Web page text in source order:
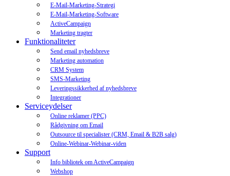
E-Mail-Marketing-Strategi
E-Mail-Marketing-Software
ActiveCampaign
Marketing tragter
Funktionaliteter
Send email nyhedsbreve
Marketing automation
CRM System
SMS-Marketing
Leveringssikkerhed af nyhedsbreve
Integrationer
Serviceydelser
Online reklamer (PPC)
Rådgivning om Email
Outsource til specialister (CRM, Email & B2B salg)
Online-Webinar-Webinar-viden
Support
Info bibliotek om ActiveCampaign
Webshop